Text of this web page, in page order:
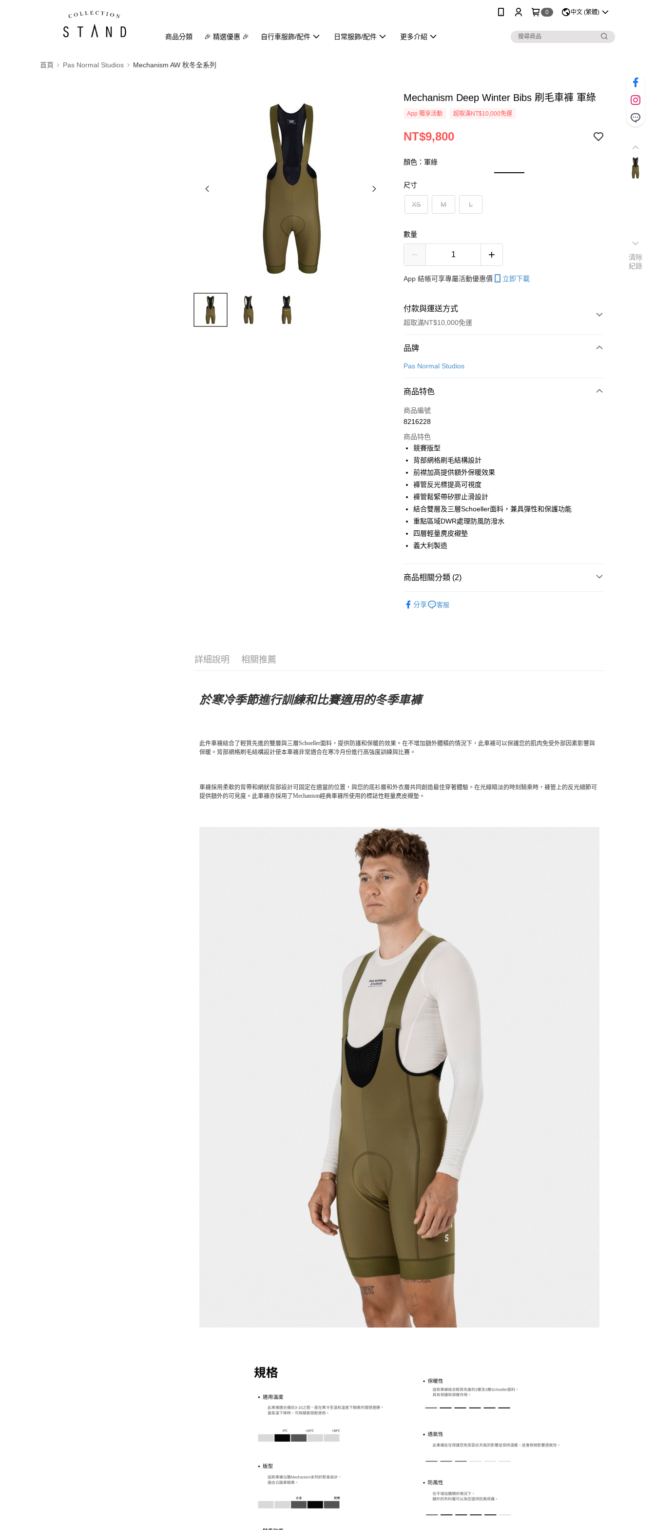
0 中文 (繁體)
商品分類 🎉 精選優惠 🎉 自行車服飾/配件 日常服飾/配件 更多介紹
首頁 Pas Normal Studios Mechanism AW 秋冬全系列
Mechanism Deep Winter Bibs 刷毛車褲 軍綠
App 獨享活動 超取滿NT$10,000免運
NT$9,800
顏色：軍綠
尺寸
XS M L
數量
App 結帳可享專屬活動優惠價 立即下載
付款與運送方式
超取滿NT$10,000免運
付款方式
信用卡一次付款
Apple Pay
Google Pay
運送方式
全家店到店
每筆NT$80，滿NT$10,000(含以上)免運費
付款後全家取貨
每筆NT$80，滿NT$10,000(含以上)免運費
7-11店到店
付款後7-11取貨
品牌
Pas Normal Studios
商品特色
商品編號
8216228
商品特色
競賽版型
背部網格刷毛結構設計
前襟加高提供額外保暖效果
褲管反光標提高可視度
褲管鬆緊帶矽膠止滑設計
結合雙層及三層Schoeller面料，兼具彈性和保護功能
重點區域DWR處理防風防潑水
四層輕量麂皮襯墊
義大利製造
商品相關分類 (2)
分享 客服
詳細說明 相關推薦
於寒冷季節進行訓練和比賽適用的冬季車褲
此件車褲結合了輕質先進的雙層與三層Schoeller面料，提供防護和保暖的效果。在不增加額外體積的情況下，此車褲可以保護您的肌肉免受外部因素影響與
保暖。背部網格刷毛結構設計使本車褲非常適合在寒冷月份進行高強度訓練與比賽。
車褲採用柔軟的背帶和網狀背部設計可固定在適當的位置，與您的底衫層和外衣層共同創造最佳穿著體驗。在光線暗淡的時刻騎乘時，褲管上的反光細節可
提供額外的可見度。此車褲亦採用了Mechanism經典車褲所使用的標誌性輕量麂皮襯墊。
清除
紀錄